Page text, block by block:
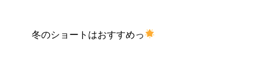
冬のショートはおすすめっ